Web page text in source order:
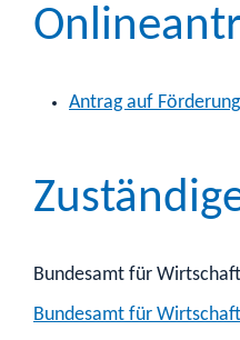
Antrag auf
Bundesamt für
Bundesamt für